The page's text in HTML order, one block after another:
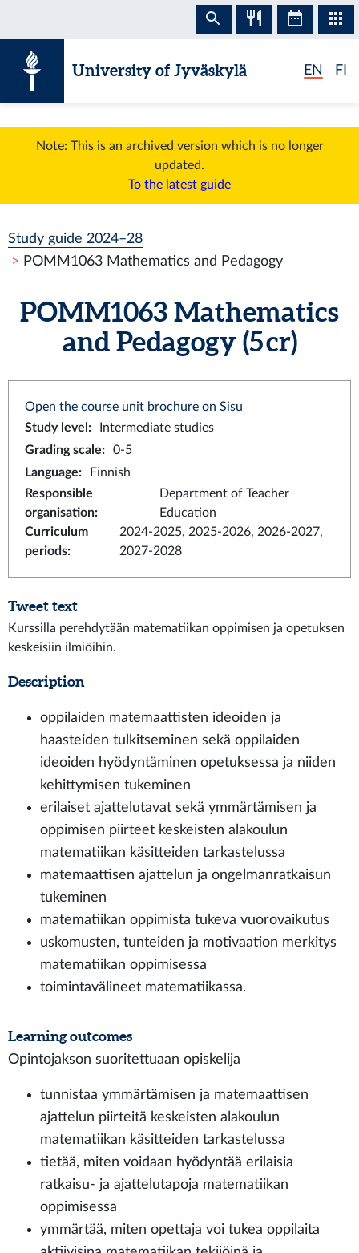
University of Jyväskylä EN FI
Note: This is an archived version which is no longer
updated.
To the latest guide
Study guide 2024–28
POMM1063 Mathematics and Pedagogy
POMM1063 Mathematics
and Pedagogy (5 cr)
Open the course unit brochure on Sisu
Study level :
Intermediate studies
Grading scale:
0-5
Language:
Finnish
Responsible
organisation:
Department of Teacher
Education
Curriculum
periods:
2024-2025, 2025-2026, 2026-2027,
2027-2028
Tweet text
Kurssilla perehdytään matematiikan oppimisen ja opetuksen
keskeisiin ilmiöihin.
Description
oppilaiden matemaattisten ideoiden ja
haasteiden tulkitseminen sekä oppilaiden
ideoiden hyödyntäminen opetuksessa ja niiden
kehittymisen tukeminen
erilaiset ajattelutavat sekä ymmärtämisen ja
oppimisen piirteet keskeisten alakoulun
matematiikan käsitteiden tarkastelussa
matemaattisen ajattelun ja ongelmanratkaisun
tukeminen
matematiikan oppimista tukeva vuorovaikutus
uskomusten, tunteiden ja motivaation merkitys
matematiikan oppimisessa
toimintavälineet matematiikassa.
Learning outcomes
Opintojakson suoritettuaan opiskelija
tunnistaa ymmärtämisen ja matemaattisen
ajattelun piirteitä keskeisten alakoulun
matematiikan käsitteiden tarkastelussa
tietää, miten voidaan hyödyntää erilaisia
ratkaisu- ja ajattelutapoja matematiikan
oppimisessa
ymmärtää, miten opettaja voi tukea oppilaita